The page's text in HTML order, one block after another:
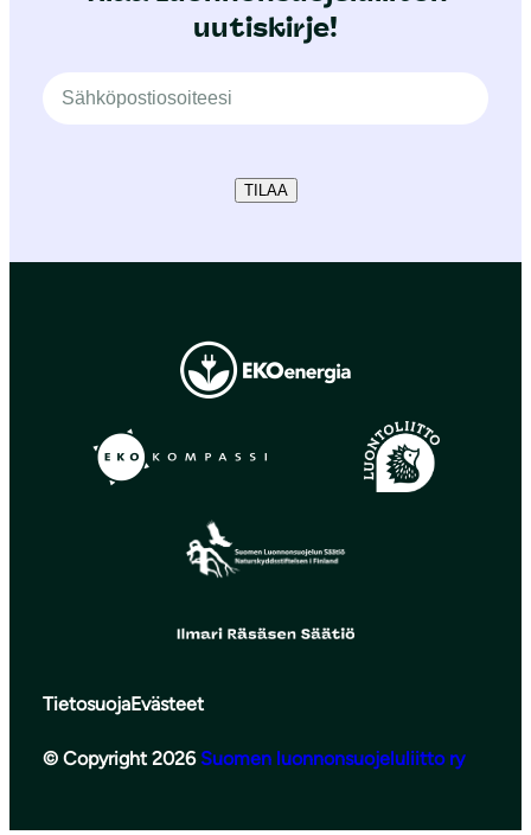
uutiskirje!
TILAA
TietosuojaEvästeet
© Copyright 2026 Suomen luonnonsuojeluliitto ry